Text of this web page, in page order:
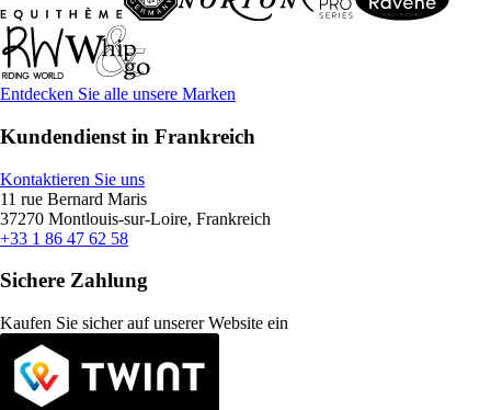
Entdecken Sie alle unsere Marken
Kundendienst in Frankreich
Kontaktieren Sie uns
11 rue Bernard Maris
37270 Montlouis-sur-Loire, Frankreich
+33 1 86 47 62 58
Sichere Zahlung
Kaufen Sie sicher auf unserer Website ein